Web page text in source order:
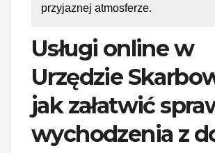
przyjaznej atmosferze.
Usługi online w
Urzędzie
jak załatwić
wychodzenia z